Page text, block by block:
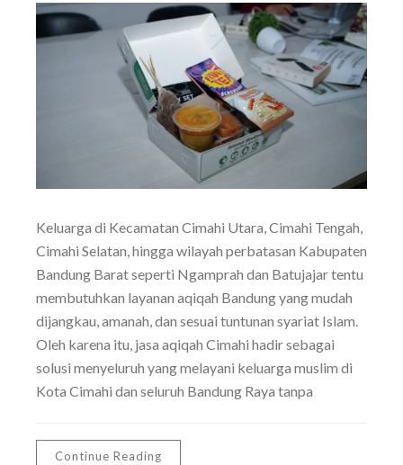
Keluarga di Kecamatan Cimahi Utara, Cimahi Tengah,
Cimahi Selatan, hingga wilayah perbatasan Kabupaten
Bandung Barat seperti Ngamprah dan Batujajar tentu
membutuhkan layanan aqiqah Bandung yang mudah
dijangkau, amanah, dan sesuai tuntunan syariat Islam.
Oleh karena itu, jasa aqiqah Cimahi hadir sebagai
solusi menyeluruh yang melayani keluarga muslim di
Kota Cimahi dan seluruh Bandung Raya tanpa
Continue Reading